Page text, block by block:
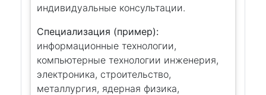
индивидуальные консультации.
Специализация (пример):
информационные технологии,
компьютерные технологии инженерия,
электроника, строительство,
металлургия, ядерная физика,